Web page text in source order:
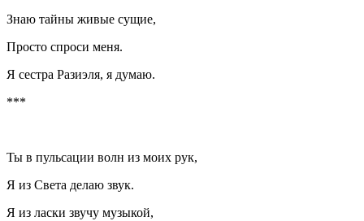
Знаю тайны живые сущие,
Просто спроси меня.
Я сестра Разиэля, я думаю.
***
Ты в пульсации волн из моих рук,
Я из Света делаю звук.
Я из ласки звучу музыкой,